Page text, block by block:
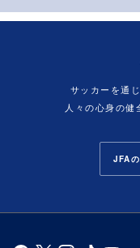
サッカーを通
人々の心身の健
JFA